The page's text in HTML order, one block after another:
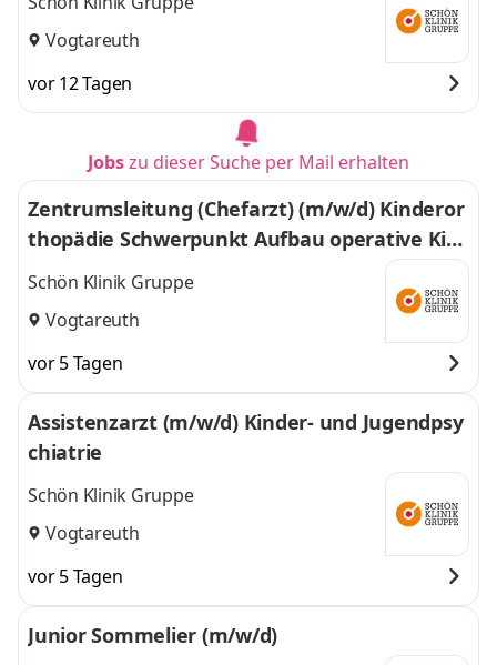
Vogtareuth
vor 12 Tagen
Jobszu dieser Suche per Mail erhalten
Zentrumsleitung (Chefarzt) (m/w/d) Kinderor
thopädie Schwerpunkt Aufbau operative Kin
derorthopädie in Vogtareuth
Schön Klinik Gruppe
Vogtareuth
vor 5 Tagen
Assistenzarzt (m/w/d) Kinder- und Jugendpsy
chiatrie
Schön Klinik Gruppe
Vogtareuth
vor 5 Tagen
Junior Sommelier (m/w/d)